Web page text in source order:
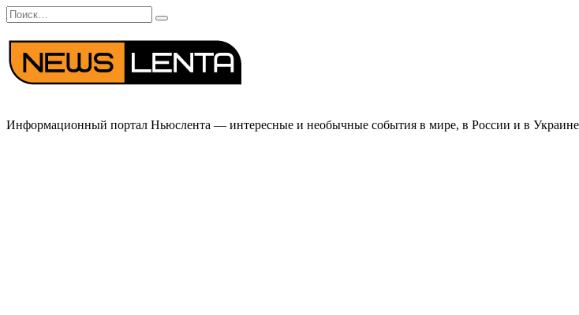
Перейти
к
содержанию
Search
for:
Информационный портал Ньюслента — интересные и необычные события в мире, в России и в Украине